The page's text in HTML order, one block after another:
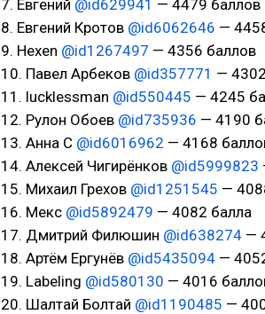
7. Евгений @id629941 — 4479 баллов
8. Евгений Кротов @id6062646 —
9. Hexen @id1267497 — 4356 баллов
10. Павел Арбеков @id357771 —
11. lucklessman @id550445 — 4245
12. Рулон Обоев @id735936 — 4190
13. Анна С @id6016962 — 4168
14. Алексей Чигирёнков @id5999823
15. Михаил Грехов @id1251545 —
16. Мекс @id5892479 — 4082 балла
17. Дмитрий Филюшин @id638274 —
18. Артём Ергунёв @id5435094 —
19. Labeling @id580130 — 4016
20. Шалтай Болтай @id1190485 —